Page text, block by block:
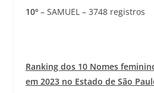
10º– SAMUEL – 3748 registros
Ranking dos 10 Nomes
em 2023 no Estado de São